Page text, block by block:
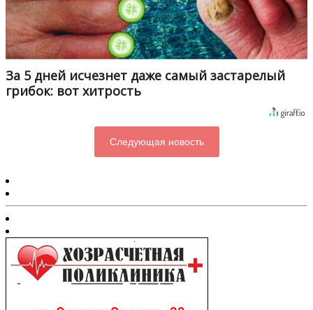
За 5 дней исчезнет даже самый застарелый
грибок: вот хитрость
Следующая новость